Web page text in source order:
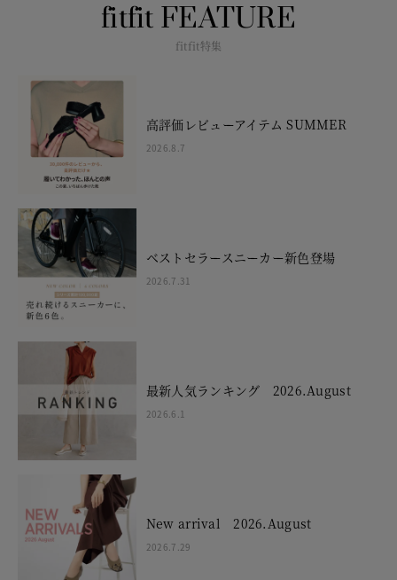
fitfit FEATURE
fitfit特集
高評価レビューアイテム SUMMER
2026.8.7
ベストセラースニーカー新色登場
2026.7.31
最新人気ランキング 2026.August
2026.6.1
New arrival 2026.August
2026.7.29